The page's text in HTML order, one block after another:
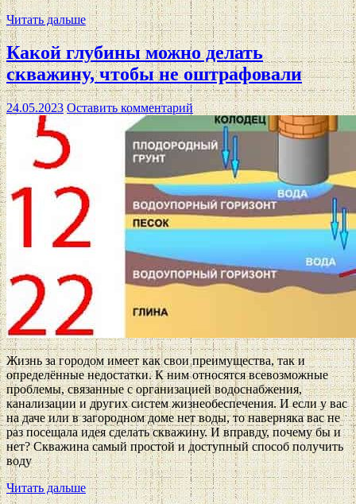
Читать дальше
Какой глубины можно делать
скважину, чтобы не оштрафовали
24.05.2023 Оставить комментарий
Жизнь за городом имеет как свои преимущества, так и
определённые недостатки. К ним относятся всевозможные
проблемы, связанные с организацией водоснабжения,
канализации и других систем жизнеобеспечения. И если у вас
на даче или в загородном доме нет воды, то наверняка вас не
раз посещала идея сделать скважину. И вправду, почему бы и
нет? Скважина самый простой и доступный способ получить
воду
Читать дальше